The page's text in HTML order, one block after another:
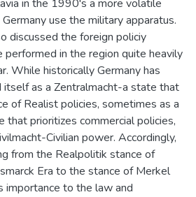
in the 1990's a more volatile
use the military apparatus.
discussed the foreign policiy
in the region quite heavily
While historically Germany has
as a Zentralmacht-a state that
of Realist policies, sometimes as a
that prioritizes commercial policies,
Civilian power. Accordingly,
from the Realpolitik stance of
Era to the stance of Merkel
importance to the law and